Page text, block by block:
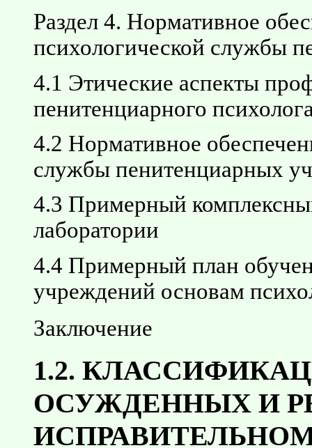
Раздел 4. Нормативное
психологической службы
4.1 Этические аспекты
пенитенциарного
4.2 Нормативное
службы пенитенциарных
4.3 Примерный
лаборатории
4.4 Примерный план
учреждений основам
Заключение
1.2.
ОСУЖДЕННЫХ И